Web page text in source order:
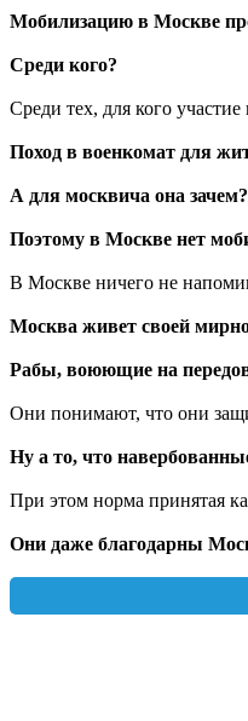
Мобилизацию в Москве
Среди кого?
Среди тех, для кого
Поход в военкомат для
А для москвича она зачем?
Поэтому в Москве нет
В Москве ничего не
Москва живет своей
Рабы, воюющие на
Они понимают, что они
Ну а то, что
При этом норма принятая
Они даже благодарны